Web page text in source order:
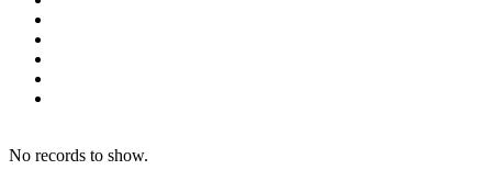
No records to show.